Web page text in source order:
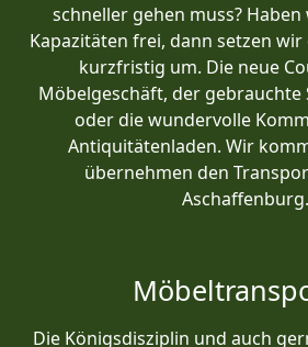
schneller gehen muss?
Kapazitäten frei, dann setzen
kurzfristig um. Die neue
Möbelgeschäft, der gebrauchte
oder die wundervolle
Antiquitätenladen. Wir
übernehmen den
Aschaffenburg.
Die Königsdisziplin und auch